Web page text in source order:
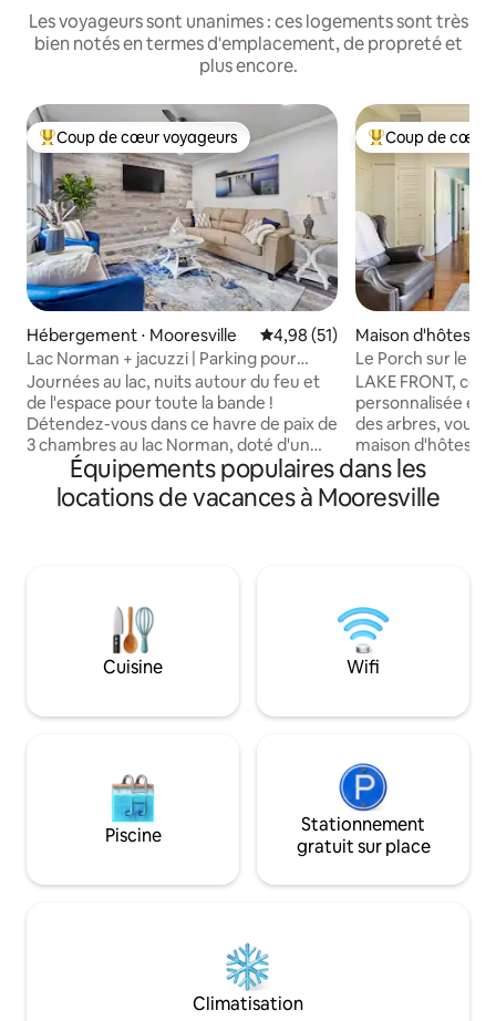
Les voyageurs sont unanimes : ces logements sont très
bien notés en termes d'emplacement, de propreté et
plus encore.
Coups de cœur voyageurs les plus appréciés
Coup de cœur voyageurs
Hébergement ⋅ Mooresville Évaluation moyenne sur la
4,98 (51)
Lac Norman + jacuzzi | Parking pour
bateau et camping-car
Journées au lac, nuits autour du feu et
de l'espace pour toute la bande !
Détendez-vous dans ce havre de paix de
3 chambres au lac Norman, doté d'un
jacuzzi, de planches de paddle, de
kayaks, d'une grande cour clôturée,
d'une table de billard, de jeux extérieurs
Apportez votre bateau, vos jet skis ou
votre remorque et profitez d'un accès
facile au lac Norman sans les tracas du
stockage à la marina. À quelques
de tout ce que le lac Norman a à offrir.
Coups de cœur
Coup de cœur
Maison d'hôtes ⋅
Le Porch sur le
​LAKE FRONT,
personnalisée en 2018. Nichée
des arbres, vous
maison d'hôtes
avec lit Queen
complète avec
élégante avec
pédalo depuis le
Restaurants et
minutes.
place. La maison
système de
Équipements populaires dans les
locations de vacances à Mooresville
Cuisine Wifi
Piscine
Stationnement
gratuit sur place
Climatisation